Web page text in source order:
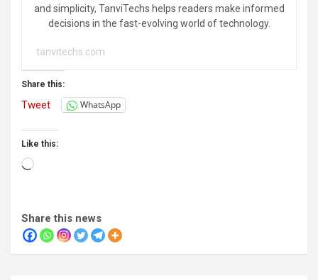
and simplicity, TanviTechs helps readers make informed
decisions in the fast-evolving world of technology.
tanvitechs.com
Share this:
Tweet WhatsApp
Like this:
Loading…
Share this news